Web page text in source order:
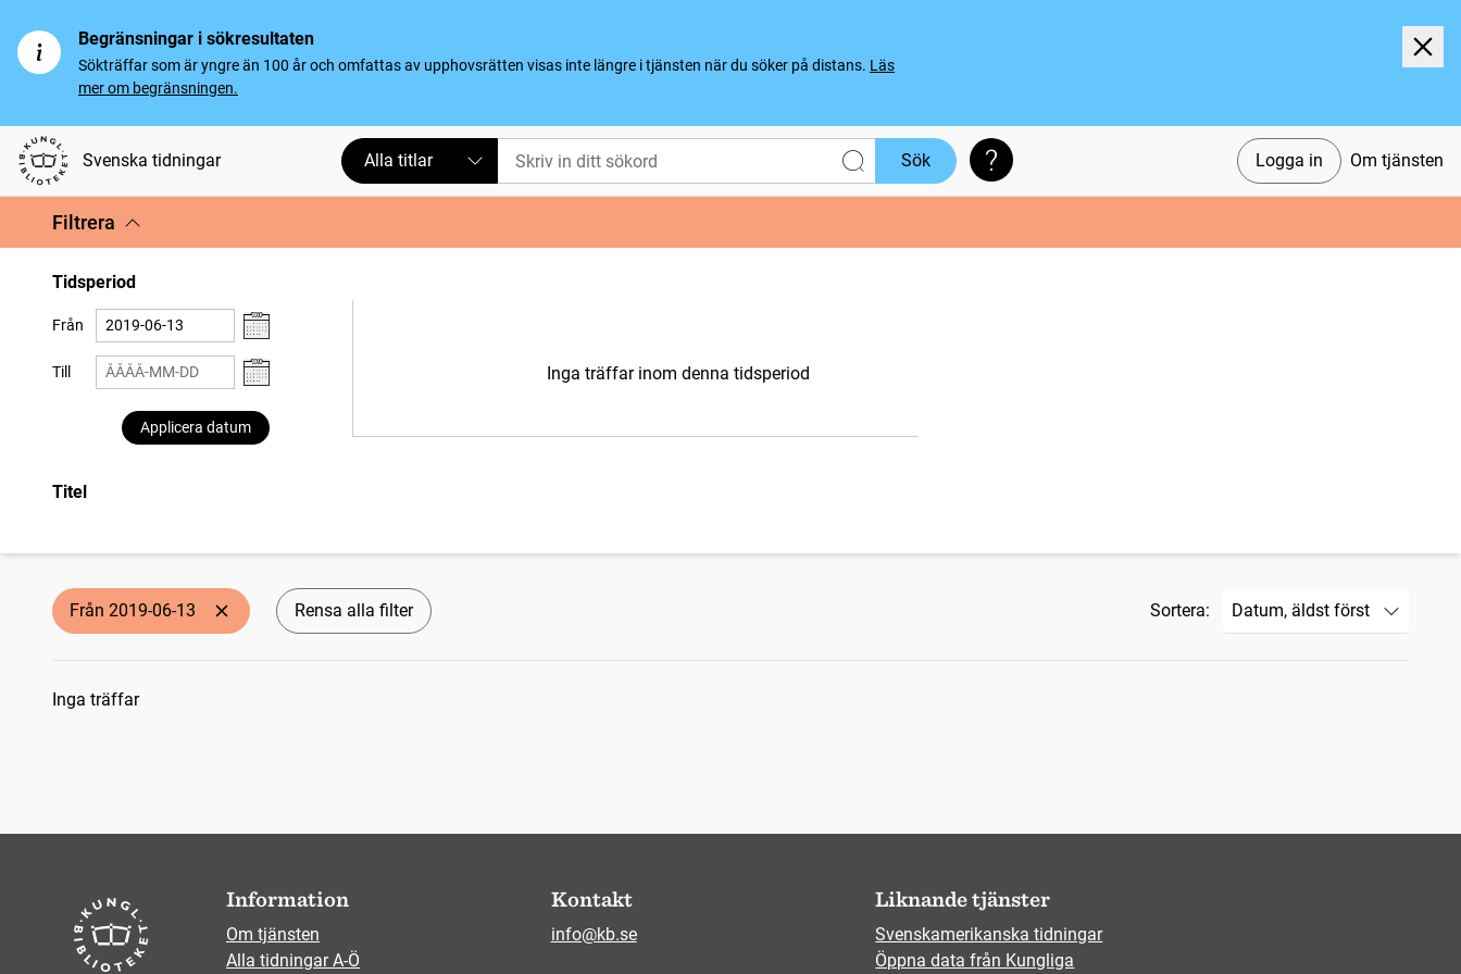
Begränsningar i sökresultaten
Sökträffar som är yngre än 100 år och omfattas av upphovsrätten visas inte längre i tjänsten när du söker på distans. Läs
mer om begränsningen.
Svenska tidningar Logga in Om tjänsten
Alla titlar Sök Söktips
Filtrera
Tidsperiod
Från
Till
Applicera datum
Inga träffar inom denna tidsperiod
Titel
Från 2019-06-13 Rensa alla filter Sortera:
Sökresultat
Inga träffar
Information
Om tjänsten
Alla tidningar A-Ö
Kontakt
info@kb.se
Liknande tjänster
Svenskamerikanska tidningar
Öppna data från Kungliga